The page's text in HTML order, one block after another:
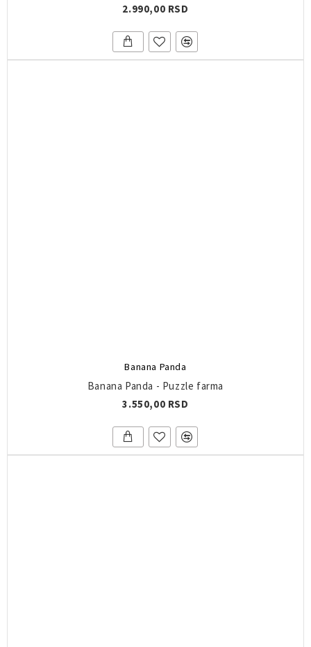
2.990,00 RSD
Banana Panda
Banana Panda - Puzzle farma
3.550,00 RSD